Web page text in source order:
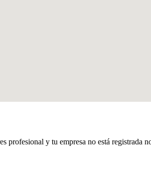
y tu empresa no está registrada